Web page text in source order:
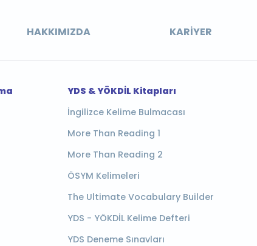
HAKKIMIZDA KARIYER
YDS & YÖKDİL Kitapları
İngilizce Kelime Bulmacası
More Than Reading 1
More Than Reading 2
ÖSYM Kelimeleri
The Ultimate Vocabulary Builder
YDS - YÖKDİL Kelime Defteri
YDS Deneme Sınavları